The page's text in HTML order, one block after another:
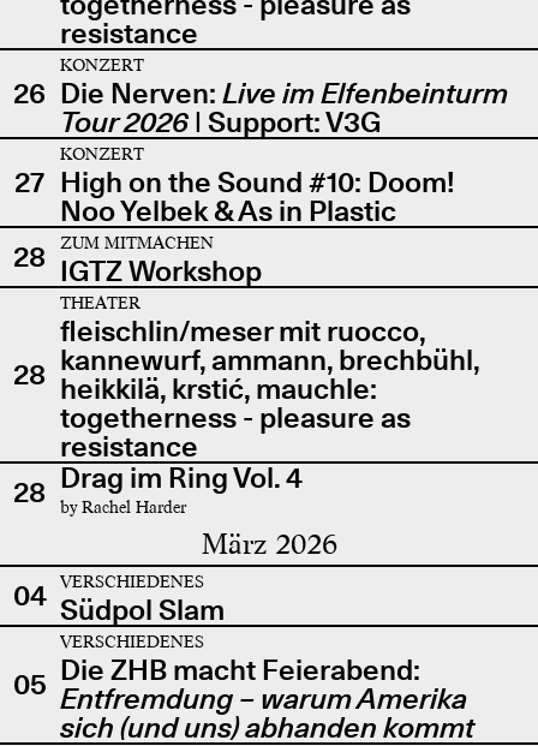
resistance
26
KONZERT
Die Nerven: Live im Elfenbeinturm
Tour 2026| Support: V3G
27
KONZERT
High on the Sound #10: Doom!
Noo Yelbek & As in Plastic
28
ZUM MITMACHEN
IGTZ Workshop
28
THEATER
fleischlin/meser mit ruocco,
kannewurf, ammann, brechbühl,
heikkilä, krstić, mauchle:
togetherness - pleasure as
resistance
28 Drag im Ring Vol. 4
by Rachel Harder
März 2026
04 VERSCHIEDENES
Südpol Slam
05
VERSCHIEDENES
Die ZHB macht Feierabend:
Entfremdung – warum Amerika
sich (und uns) abhanden kommt